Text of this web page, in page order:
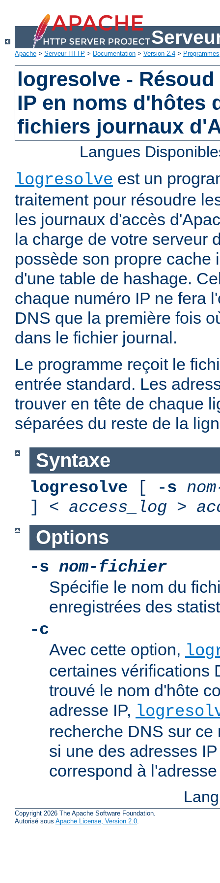
Apache > Serveur HTTP > Documentation > Version 2.4 > Programmes
logresolve -
IP en noms d'hôtes
fichiers journaux
Langues
logresolve est un
traitement pour résoudre
les journaux d'accès
la charge de votre serveur
possède son propre cache
d'une table de hashage.
chaque numéro IP ne fera
DNS que la première fois
dans le fichier journal.
Le programme reçoit le
entrée standard. Les
trouver en tête de chaque
séparées du reste de la
Syntaxe
logresolve [ -s
] < access_log >
Options
-s nom-fichier
Spécifie le nom du
enregistrées des
-c
Avec cette option,
certaines vérifications
trouvé le nom d'hôte
adresse IP,
recherche DNS sur
si une des adresses
correspond à
Copyright 2026 The Apache Software Foundation.
Autorisé sous Apache License, Version 2.0.